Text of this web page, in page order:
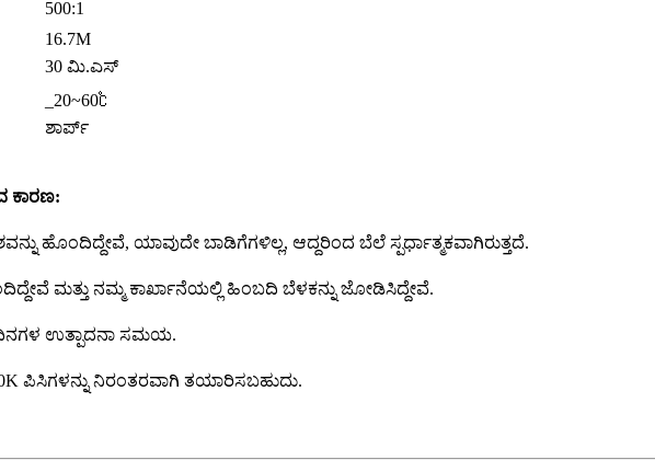
500:1
16.7M
30 ಮಿ.ಎಸ್
_20~60℃
ಶಾರ್ಪ್
ಕಾರಣ:
ಹೊಂದಿದ್ದೇವೆ, ಯಾವುದೇ ಬಾಡಿಗೆಗಳಿಲ್ಲ, ಆದ್ದರಿಂದ ಬೆಲೆ ಸ್ಪರ್ಧಾತ್ಮಕವಾಗಿರುತ್ತದೆ.
ಮತ್ತು ನಮ್ಮ ಕಾರ್ಖಾನೆಯಲ್ಲಿ ಹಿಂಬದಿ ಬೆಳಕನ್ನು ಜೋಡಿಸಿದ್ದೇವೆ.
ದಿನಗಳ ಉತ್ಪಾದನಾ ಸಮಯ.
ಪಿಸಿಗಳನ್ನು ನಿರಂತರವಾಗಿ ತಯಾರಿಸಬಹುದು.